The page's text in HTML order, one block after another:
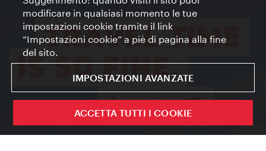
modificare in qualsiasi momento le tue
impostazioni cookie tramite il link
“Impostazioni cookie” a piè di pagina alla fine
del sito.
IMPOSTAZIONI AVANZATE
ACCETTA TUTTI I COOKIE